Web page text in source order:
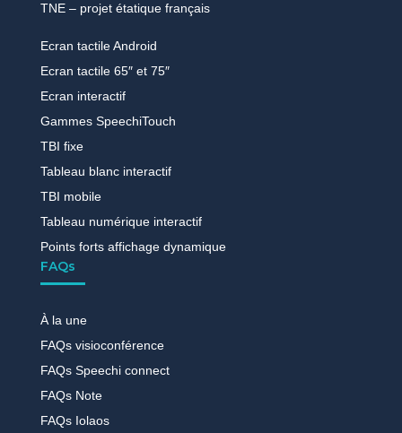
TNE – projet étatique français
Ecran tactile Android
Ecran tactile 65″ et 75″
Ecran interactif
Gammes SpeechiTouch
TBI fixe
Tableau blanc interactif
TBI mobile
Tableau numérique interactif
Points forts affichage dynamique
FAQs
À la une
FAQs visioconférence
FAQs Speechi connect
FAQs Note
FAQs Iolaos